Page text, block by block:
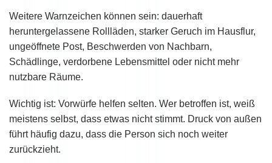
Weitere Warnzeichen können sein: dauerhaft
heruntergelassene Rollläden, starker Geruch im Hausflur,
ungeöffnete Post, Beschwerden von Nachbarn,
Schädlinge, verdorbene Lebensmittel oder nicht mehr
nutzbare Räume.
Wichtig ist: Vorwürfe helfen selten. Wer betroffen ist, weiß
meistens selbst, dass etwas nicht stimmt. Druck von außen
führt häufig dazu, dass die Person sich noch weiter
zurückzieht.